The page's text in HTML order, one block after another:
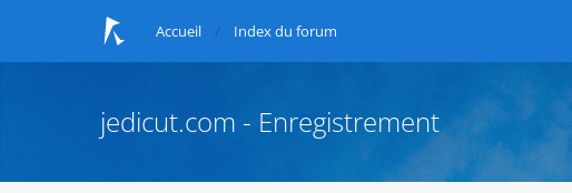
Accueil Index du forum
jedicut.com - Enregistrement